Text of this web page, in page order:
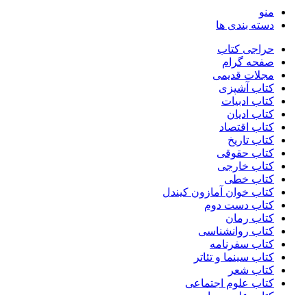
منو
دسته بندی ها
حراجی کتاب
صفحه گرام
مجلات قدیمی
کتاب آشپزی
کتاب ادبیات
کتاب ادیان
کتاب اقتصاد
کتاب تاریخ
کتاب حقوقی
کتاب خارجی
کتاب خطی
کتاب خوان آمازون کیندل
کتاب دست دوم
کتاب رمان
کتاب روانشناسی
کتاب سفرنامه
کتاب سینما و تئاتر
کتاب شعر
کتاب علوم اجتماعی